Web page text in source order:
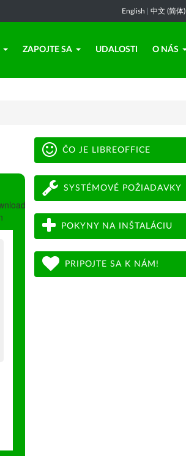
English 中文 (简体)
ZAPOJTE SA UDALOSTI O NÁS
ČO JE LIBREOFFICE
SYSTÉMOVÉ POŽIADAVKY
POKYNY NA INŠTALÁCIU
PRIPOJTE SA K NÁM!